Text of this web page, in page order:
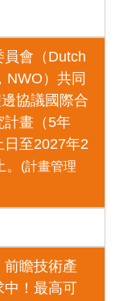
員會（Dutch
NWO）共同
協議國際合
計畫（5年
日至2027年2
(計畫管理
前瞻技術產
中！最高可